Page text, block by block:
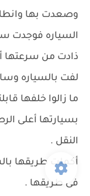
وصعدت بها
السياره فوجدت
ذادت من سرعتها
لفت بالسياره
ما زالوا خلفها
بسيارتها أعلى
النقل .
أكملت طريقها
فى طريقها .